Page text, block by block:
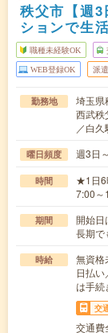
秩父市【週3
ションで生
職種未経験OK
WEB登録OK 派遣
勤務地
埼玉県
西武秩
／白
曜日頻度 週3日
時間
★1日6
7:00
期間
開始
長期で
時給
無資
日払
は手続
交
交通費